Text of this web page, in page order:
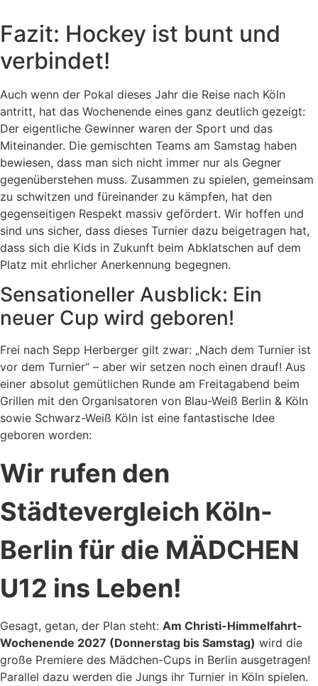
Fazit: Hockey ist bunt und
verbindet!
Auch wenn der Pokal dieses Jahr die Reise nach Köln
antritt, hat das Wochenende eines ganz deutlich gezeigt:
Der eigentliche Gewinner waren der Sport und das
Miteinander. Die gemischten Teams am Samstag haben
bewiesen, dass man sich nicht immer nur als Gegner
gegenüberstehen muss. Zusammen zu spielen, gemeinsam
zu schwitzen und füreinander zu kämpfen, hat den
gegenseitigen Respekt massiv gefördert. Wir hoffen und
sind uns sicher, dass dieses Turnier dazu beigetragen hat,
dass sich die Kids in Zukunft beim Abklatschen auf dem
Platz mit ehrlicher Anerkennung begegnen.
Sensationeller Ausblick: Ein
neuer Cup wird geboren!
Frei nach Sepp Herberger gilt zwar: „Nach dem Turnier ist
vor dem Turnier“ – aber wir setzen noch einen drauf! Aus
einer absolut gemütlichen Runde am Freitagabend beim
Grillen mit den Organisatoren von Blau-Weiß Berlin & Köln
sowie Schwarz-Weiß Köln ist eine fantastische Idee
geboren worden:
Wir rufen den
Städtevergleich Köln-
Berlin für die MÄDCHEN
U12 ins Leben!
Gesagt, getan, der Plan steht: Am Christi-Himmelfahrt-
Wochenende 2027 (Donnerstag bis Samstag) wird die
große Premiere des Mädchen-Cups in Berlin ausgetragen!
Parallel dazu werden die Jungs ihr Turnier in Köln spielen.